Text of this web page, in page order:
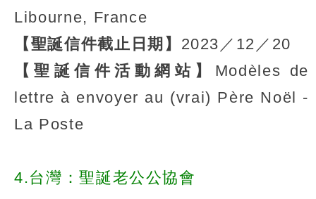
Libourne, France
【聖誕信件截止日期】 2023／12／20
【聖誕信件活動網站】 Modèles de
lettre à envoyer au (vrai) Père Noël -
La Poste
4.台灣：聖誕老公公協會